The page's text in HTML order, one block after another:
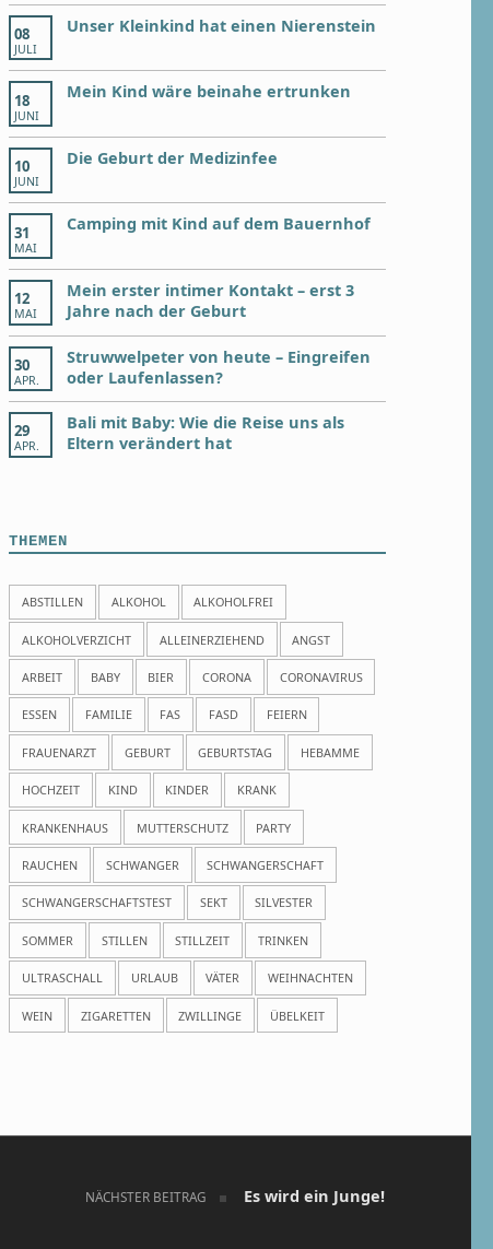
08
JULI
Unser Kleinkind hat einen Nierenstein
18
JUNI
Mein Kind wäre beinahe ertrunken
10
JUNI
Die Geburt der Medizinfee
31
MAI
Camping mit Kind auf dem Bauernhof
12
MAI
Mein erster intimer Kontakt – erst 3
Jahre nach der Geburt
30
APR.
Struwwelpeter von heute – Eingreifen
oder Laufenlassen?
29
APR.
Bali mit Baby: Wie die Reise uns als
Eltern verändert hat
THEMEN
ABSTILLEN ALKOHOL ALKOHOLFREI
ALKOHOLVERZICHT ALLEINERZIEHEND ANGST
ARBEIT BABY BIER CORONA CORONAVIRUS
ESSEN FAMILIE FAS FASD FEIERN
FRAUENARZT GEBURT GEBURTSTAG HEBAMME
HOCHZEIT KIND KINDER KRANK
KRANKENHAUS MUTTERSCHUTZ PARTY
RAUCHEN SCHWANGER SCHWANGERSCHAFT
SCHWANGERSCHAFTSTEST SEKT SILVESTER
SOMMER STILLEN STILLZEIT TRINKEN
ULTRASCHALL URLAUB VÄTER WEIHNACHTEN
WEIN ZIGARETTEN ZWILLINGE ÜBELKEIT
NÄCHSTER BEITRAG Es wird ein Junge!